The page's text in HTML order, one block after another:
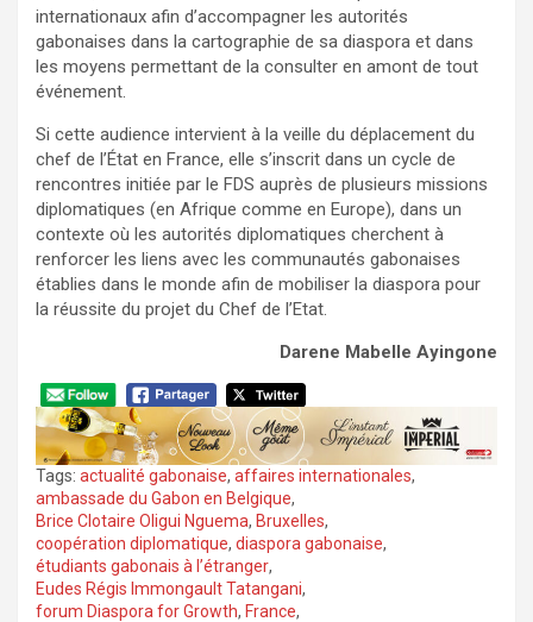
internationaux afin d’accompagner les autorités
gabonaises dans la cartographie de sa diaspora et dans
les moyens permettant de la consulter en amont de tout
événement.
Si cette audience intervient à la veille du déplacement du
chef de l’État en France, elle s’inscrit dans un cycle de
rencontres initiée par le FDS auprès de plusieurs missions
diplomatiques (en Afrique comme en Europe), dans un
contexte où les autorités diplomatiques cherchent à
renforcer les liens avec les communautés gabonaises
établies dans le monde afin de mobiliser la diaspora pour
la réussite du projet du Chef de l’Etat.
Darene Mabelle Ayingone
Tags: actualité gabonaise, affaires internationales,
ambassade du Gabon en Belgique,
Brice Clotaire Oligui Nguema, Bruxelles,
coopération diplomatique, diaspora gabonaise,
étudiants gabonais à l’étranger,
Eudes Régis Immongault Tatangani,
forum Diaspora for Growth, France,